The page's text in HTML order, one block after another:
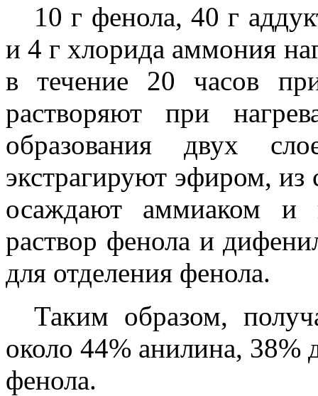
10 г фенола, 40 г
и 4 г хлорида аммония
в течение 20 часов
растворяют при
образования двух
экстрагируют эфиром, из
осаждают аммиаком и
раствор фенола и
для отделения фенола.
Таким образом,
около 44% анилина, 38%
фенола.